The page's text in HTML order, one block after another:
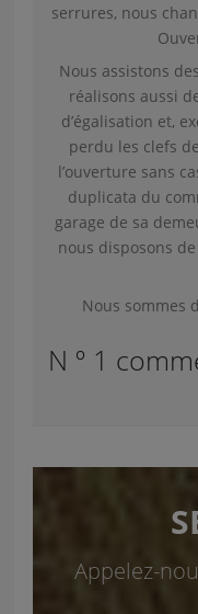
serrures, nous
Nous assistons
réalisons aussi
d’égalisation et,
perdu les clefs
l’ouverture sans
duplicata du
garage de sa
nous disposons
Nous sommes
N º 1
Appelez-